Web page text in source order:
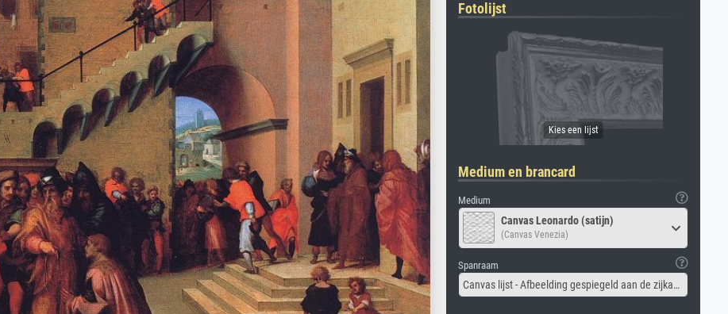
Fotolijst
Medium en brancard
Medium
Canvas Leonardo (satijn)
(Canvas Venezia)
Spanraam
Canvas lijst - Afbeelding gespiegeld aan de zijkant